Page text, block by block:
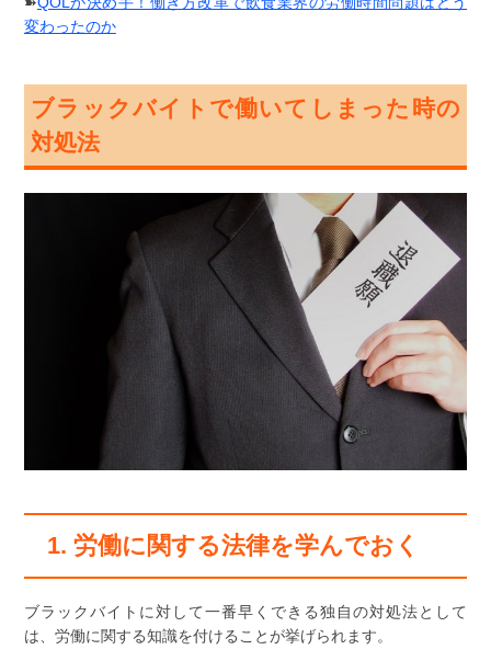
変わったのか
ブラックバイトで働いてしまった時の
対処法
1. 労働に関する法律を学んでおく
ブラックバイトに対して一番早くできる独自の対処法として
は、労働に関する知識を付けることが挙げられます。